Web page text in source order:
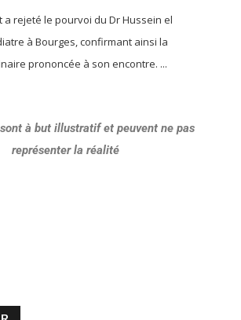
a rejeté le pourvoi du Dr Hussein el
à Bourges, confirmant ainsi la
prononcée à son encontre. ...
à but illustratif et peuvent ne pas
représenter la réalité